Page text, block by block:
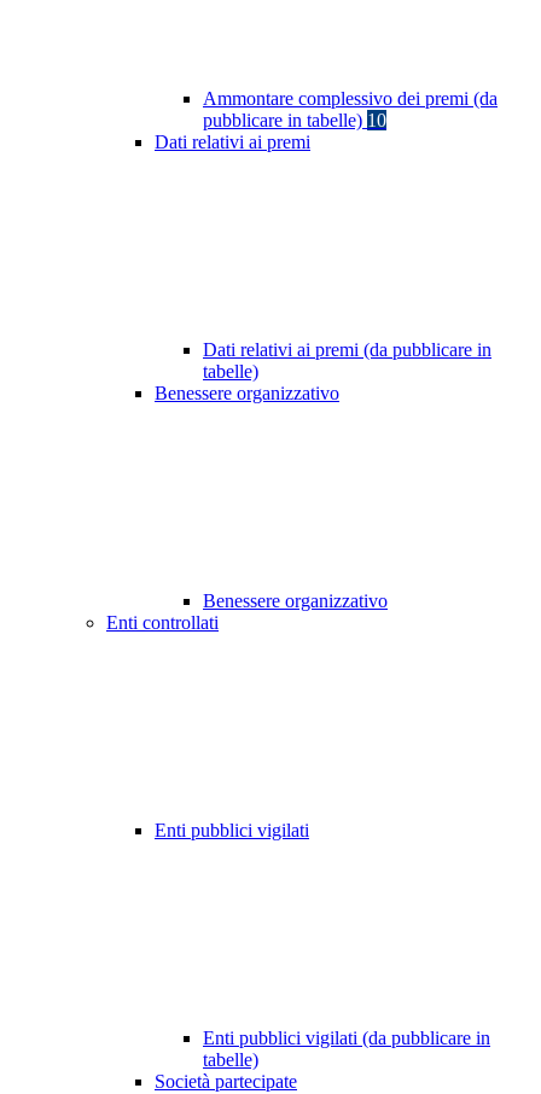
Ammontare complessivo dei premi (da
pubblicare in tabelle) 10
Dati relativi ai premi
Dati relativi ai premi (da pubblicare in
tabelle)
Benessere organizzativo
Benessere organizzativo
Enti controllati
Enti pubblici vigilati
Enti pubblici vigilati (da pubblicare in
tabelle)
Società partecipate